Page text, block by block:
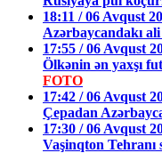
18:11 / 06 Avqust
Azərbaycandakı
17:55 / 06 Avqust
Ölkənin ən yaxşı
FOTO
17:42 / 06 Avqust
Çepadan
17:30 / 06 Avqust
Vaşinqton Tehranı